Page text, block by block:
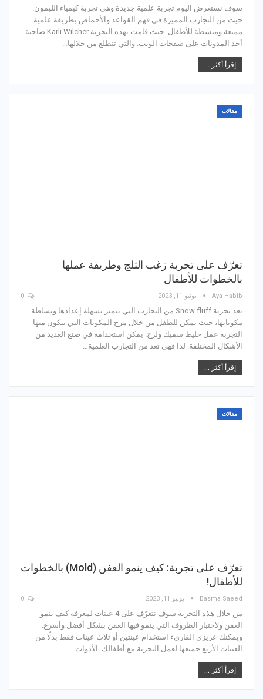
سوف نستعرض اليوم تجربة علمية جديدة وهي تجربة كيمياء الليمون.
حيث من التجارب المميزة في فهم القواعد والأحماض بطريقة علمية
ممتعة ومبسطة للأطفال. حيث قامت بهذه التجربة Karli Wilcher صاحبة
أحد المدونات على صفحات الويب. والتي تتطلع من خلالها…
إقرأ أكثر ...
مقالات
تعرّف على تجربة زغب الثلج وطريقة عملها
بالخطوات للأطفال
Aya Habib يونيو 11, 2023
تعد تجربة Snow fluff من التجارب التي تتميز بسهلة إعدادها وبساطة
مكوناتها، حيث يمكن للطفل من خلال مزج المكونات التي تتكون منها
التجربة عمل خليط سميك ولزج. يمكن استخدامه في صنع العديد من
الأشكال المختلفة. لذا فهي تعد من التجارب العلمية…
إقرأ أكثر ...
مقالات
تعرّف على تجربة: كيف ينمو العفن (Mold) بالخطوات
للأطفال!
Basma Saeed يونيو 11, 2023
من خلال هذه التجربة سوف نتعرّف على 4 عينات لمعرفة كيف ينمو
العفن ولاختبار الظروف التي ينمو فيها العفن بشكل أفضل وأسرع.
ويمكنك عزيزي القاريء استخدام عينتين أو ثلاث عينات فقط بدلًا من
العينات الأربع جميعها لعمل التجربة مع أطفالك. الأدوات…
إقرأ أكثر ...